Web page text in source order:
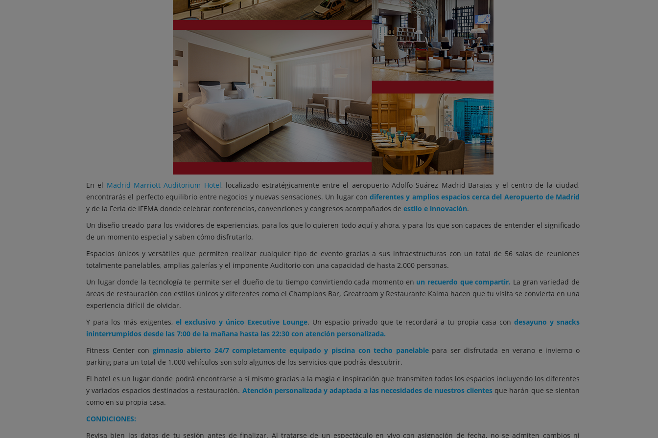
En el Madrid Marriott Auditorium Hotel, localizado estratégicamente entre el aeropuerto Adolfo Suárez Madrid-Barajas y el centro de la ciudad,
encontrarás el perfecto equilibrio entre negocios y nuevas sensaciones. Un lugar con diferentes y amplios espacios cerca del Aeropuerto de Madrid
y de la Feria de IFEMA donde celebrar conferencias, convenciones y congresos acompañados de estilo e innovación.
Un diseño creado para los vividores de experiencias, para los que lo quieren todo aquí y ahora, y para los que son capaces de entender el significado
de un momento especial y saben cómo disfrutarlo.
Espacios únicos y versátiles que permiten realizar cualquier tipo de evento gracias a sus infraestructuras con un total de 56 salas de reuniones
totalmente panelables, amplias galerías y el imponente Auditorio con una capacidad de hasta 2.000 personas.
Un lugar donde la tecnología te permite ser el dueño de tu tiempo convirtiendo cada momento en un recuerdo que compartir. La gran variedad de
áreas de restauración con estilos únicos y diferentes como el Champions Bar, Greatroom y Restaurante Kalma hacen que tu visita se convierta en una
experiencia difícil de olvidar.
Y para los más exigentes, el exclusivo y único Executive Lounge. Un espacio privado que te recordará a tu propia casa con desayuno y snacks
ininterrumpidos desde las 7:00 de la mañana hasta las 22:30 con atención personalizada.
Fitness Center con gimnasio abierto 24/7 completamente equipado y piscina con techo panelablepara ser disfrutada en verano e invierno o
parking para un total de 1.000 vehículos son solo algunos de los servicios que podrás descubrir.
El hotel es un lugar donde podrá encontrarse a sí mismo gracias a la magia e inspiración que transmiten todos los espacios incluyendo los diferentes
y variados espacios destinados a restauración. Atención personalizada y adaptada a las necesidades de nuestros clientesque harán que se sientan
como en su propia casa.
CONDICIONES:
Revisa bien los datos de tu sesión antes de finalizar. Al tratarse de un espectáculo en vivo con asignación de fecha, no se admiten cambios ni